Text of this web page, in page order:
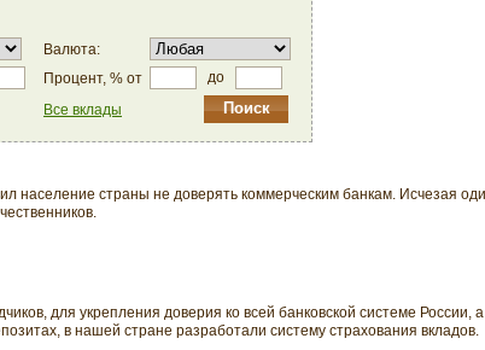
Валюта:
Процент, % от
до
Все вклады
население страны не доверять коммерческим банкам. Исчезая
для укрепления доверия ко всей банковской системе России,
в нашей стране разработали систему страхования вкладов.